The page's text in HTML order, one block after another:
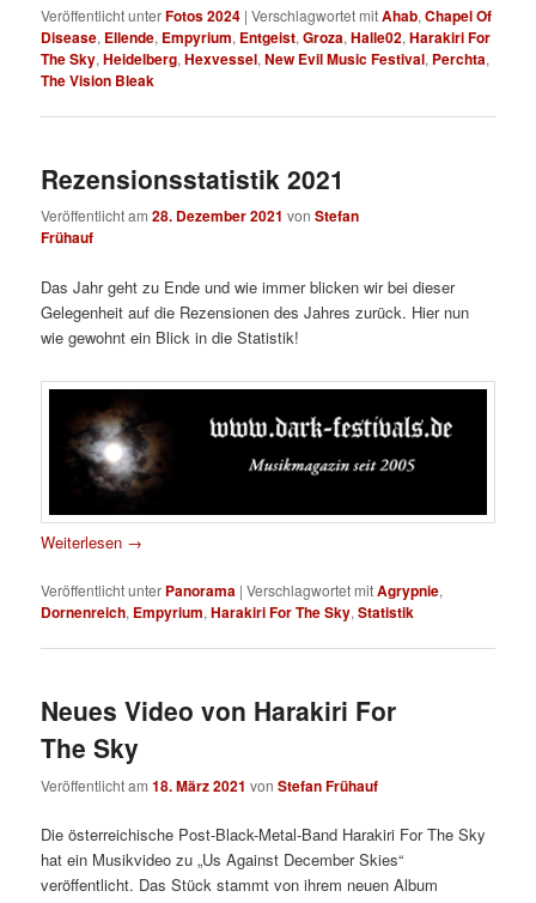
Veröffentlicht unterFotos 2024 |Verschlagwortet mitAhab,Chapel Of
Disease, Ellende, Empyrium, Entgeist,Groza,Halle02,Harakiri For
The Sky,Heidelberg,Hexvessel,New Evil Music Festival, Perchta,
The Vision Bleak
Rezensionsstatistik 2021
Veröffentlicht am28. Dezember 2021 vonStefan
Frühauf
Das Jahr geht zu Ende und wie immer blicken wir bei dieser
Gelegenheit auf die Rezensionen des Jahres zurück. Hier nun
wie gewohnt ein Blick in die Statistik!
Weiterlesen →
Veröffentlicht unter Panorama |Verschlagwortet mitAgrypnie,
Dornenreich, Empyrium,Harakiri For The Sky,Statistik
Neues Video von Harakiri For
The Sky
Veröffentlicht am18. März 2021 vonStefan Frühauf
Die österreichische Post-Black-Metal-Band Harakiri For The Sky
hat ein Musikvideo zu „Us Against December Skies“
veröffentlicht. Das Stück stammt von ihrem neuen Album